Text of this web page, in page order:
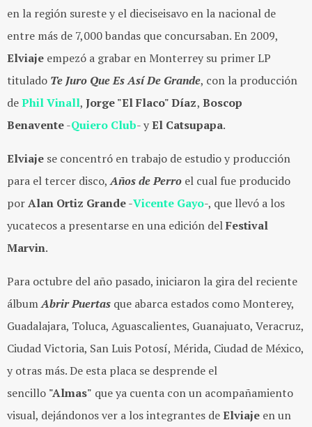
en la región sureste y el dieciseisavo en la nacional de
entre más de 7,000 bandas que concursaban. En 2009,
Elviaje empezó a grabar en Monterrey su primer LP
titulado Te Juro Que Es Así De Grande, con la producción
dePhil Vinall, Jorge "El Flaco" Díaz, Boscop
Benavente-Quiero Club- yEl Catsupapa.
Elviaje se concentró en trabajo de estudio y producción
para el tercer disco,Años de Perro el cual fue producido
porAlan Ortiz Grande-Vicente Gayo-, que llevó a los
yucatecos a presentarse en una edición delFestival
Marvin.
Para octubre del año pasado, iniciaron la gira del reciente
álbumAbrir Puertas que abarca estados como Monterey,
Guadalajara, Toluca, Aguascalientes, Guanajuato, Veracruz,
Ciudad Victoria, San Luis Potosí, Mérida, Ciudad de México,
y otras más. De esta placa se desprende el
sencillo "Almas" que ya cuenta con un acompañamiento
visual, dejándonos ver a los integrantes deElviaje en un